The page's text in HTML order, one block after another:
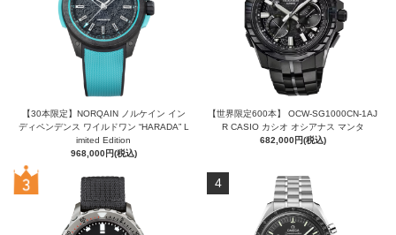
【30本限定】NORQAIN ノルケイン イン
ディペンデンス ワイルドワン “HARADA” L
imited Edition
968,000円(税込)
【世界限定600本】 OCW-SG1000CN-1AJ
R CASIO カシオ オシアナス マンタ
682,000円(税込)
4